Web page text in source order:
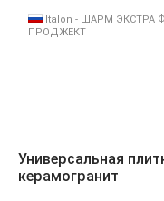
Italon - ШАРМ ЭКСТРА
ПРОДЖЕКТ
Универсальная
керамогранит